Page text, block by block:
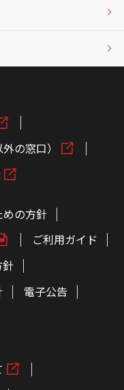
の窓口）
の方針
ご利用ガイド
電子公告